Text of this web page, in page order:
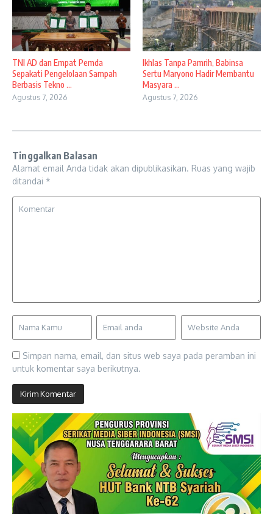
TNI AD dan Empat Pemda
Sepakati Pengelolaan Sampah
Berbasis Tekno ...
Agustus 7, 2026
Ikhlas Tanpa Pamrih, Babinsa
Sertu Maryono Hadir Membantu
Masyara ...
Agustus 7, 2026
Tinggalkan Balasan
Alamat email Anda tidak akan dipublikasikan. Ruas yang wajib
ditandai *
Simpan nama, email, dan situs web saya pada peramban ini
untuk komentar saya berikutnya.